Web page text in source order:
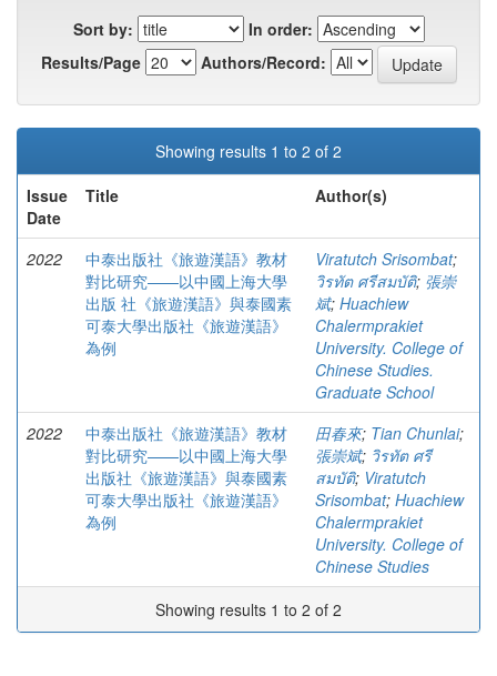
Sort by:
In order:
Results/Page
Authors/Record:
Showing results 1 to 2 of 2
Issue
Date
Title Author(s)
2022
中泰出版社《旅遊漢語》教材
對比研究——以中國上海大學
出版 社《旅遊漢語》與泰國素
可泰大學出版社《旅遊漢語》
為例
Viratutch Srisombat;
วิรทัต ศรีสมบัติ; 張崇
斌; Huachiew
Chalermprakiet
University. College of
Chinese Studies.
Graduate School
2022
中泰出版社《旅遊漢語》教材
對比研究——以中國上海大學
出版社《旅遊漢語》與泰國素
可泰大學出版社《旅遊漢語》
為例
田春來; Tian Chunlai;
張崇斌; วิรทัต ศรี
สมบัติ; Viratutch
Srisombat; Huachiew
Chalermprakiet
University. College of
Chinese Studies
Showing results 1 to 2 of 2